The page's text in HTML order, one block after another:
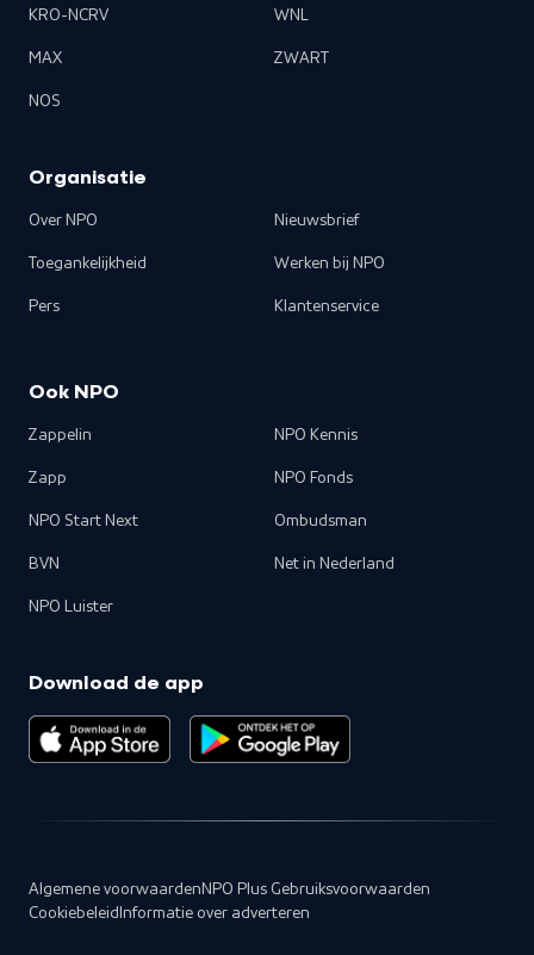
KRO-NCRV
MAX
NOS
WNL
ZWART
Organisatie
Over NPO
Toegankelijkheid
Pers
Nieuwsbrief
Werken bij NPO
Klantenservice
Ook NPO
Zappelin
Zapp
NPO Start Next
BVN
NPO Luister
NPO Kennis
NPO Fonds
Ombudsman
Net in Nederland
Download de app
Algemene voorwaarden NPO Plus Gebruiksvoorwaarden
Cookiebeleid Informatie over adverteren